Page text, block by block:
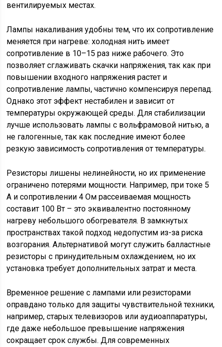
вентилируемых местах.
Лампы накаливания удобны тем, что их сопротивление
меняется при нагреве: холодная нить имеет
сопротивление в 10–15 раз ниже рабочего. Это
позволяет сглаживать скачки напряжения, так как при
повышении входного напряжения растет и
сопротивление лампы, частично компенсируя перепад.
Однако этот эффект нестабилен и зависит от
температуры окружающей среды. Для стабилизации
лучше использовать лампы с вольфрамовой нитью, а
не галогенные, так как последние имеют более
резкую зависимость сопротивления от температуры.
Резисторы лишены нелинейности, но их применение
ограничено потерями мощности. Например, при токе 5
А и сопротивлении 4 Ом рассеиваемая мощность
составит 100 Вт – это эквивалентно постоянному
нагреву небольшого обогревателя. В замкнутых
пространствах такой подход недопустим из-за риска
возгорания. Альтернативой могут служить балластные
резисторы с принудительным охлаждением, но их
установка требует дополнительных затрат и места.
Временное решение с лампами или резисторами
оправдано только для защиты чувствительной техники,
например, старых телевизоров или аудиоаппаратуры,
где даже небольшое превышение напряжения
сокращает срок службы. Для современных